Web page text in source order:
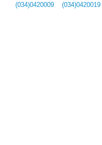
(034)0420009
(034)0420019